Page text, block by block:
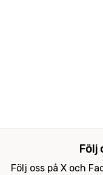
Följ
Följ oss på X och